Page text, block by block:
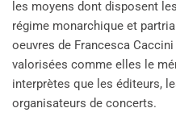
les moyens dont disposent
régime monarchique et
oeuvres de Francesca
valorisées comme elles le
interprètes que les éditeurs,
organisateurs de concerts.